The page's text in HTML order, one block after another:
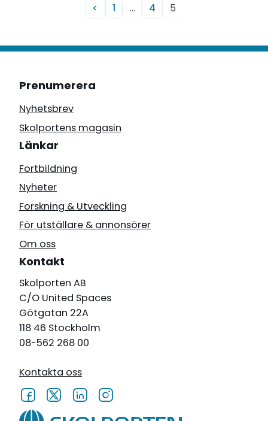
< 1 … 4 5
Prenumerera
Nyhetsbrev
Skolportens magasin
Länkar
Fortbildning
Nyheter
Forskning & Utveckling
För utställare & annonsörer
Om oss
Kontakt
Skolporten AB
C/O United Spaces
Götgatan 22A
118 46 Stockholm
08-562 268 00
Kontakta oss